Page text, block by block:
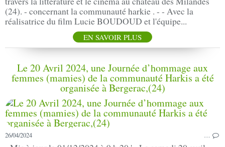
(24). - concernant la communauté harkie . - - Avec la
réalisatrice du film Lucie BOUDOUD et l'équipe...
EN SAVOIR PLUS
Le 20 Avril 2024, une Journée d’hommage aux
femmes (mamies) de la communauté Harkis a été
organisée à Bergerac,(24)
26/04/2024 …